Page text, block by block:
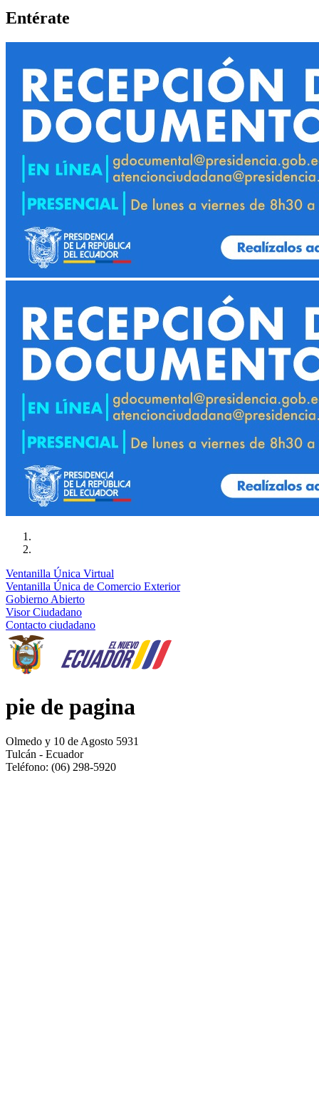
Entérate
Ventanilla Única Virtual
Ventanilla Única de Comercio Exterior
Gobierno Abierto
Visor Ciudadano
Contacto ciudadano
pie de pagina
Olmedo y 10 de Agosto 5931
Tulcán - Ecuador
Teléfono: (06) 298-5920